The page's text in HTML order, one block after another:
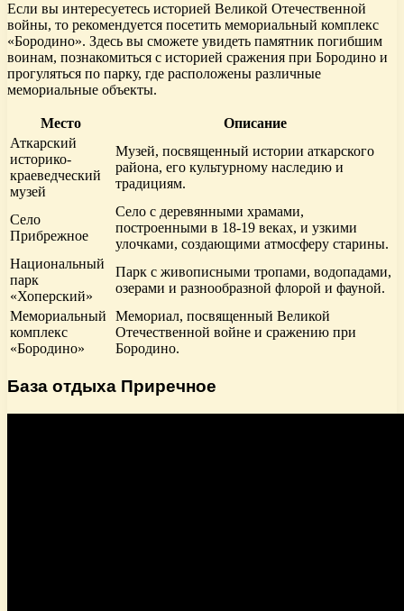
Если вы интересуетесь историей Великой Отечественной
войны, то рекомендуется посетить мемориальный комплекс
«Бородино». Здесь вы сможете увидеть памятник погибшим
воинам, познакомиться с историей сражения при Бородино и
прогуляться по парку, где расположены различные
мемориальные объекты.
Место
Описание
Аткарский
историко-
краеведческий
музей
Музей, посвященный истории аткарского
района, его культурному наследию и
традициям.
Село
Прибрежное
Село с деревянными храмами,
построенными в 18-19 веках, и узкими
улочками, создающими атмосферу старины.
Национальный
парк
«Хоперский»
Парк с живописными тропами, водопадами,
озерами и разнообразной флорой и фауной.
Мемориальный
комплекс
«Бородино»
Мемориал, посвященный Великой
Отечественной войне и сражению при
Бородино.
База отдыха Приречное